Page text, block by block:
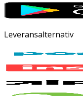
Leveransalternativ